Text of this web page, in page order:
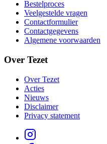
Bestelproces
Veelgestelde vragen
Contactformulier
Contactgegevens
Algemene voorwaarden
Over Tezet
Over Tezet
Acties
Nieuws
Disclaimer
Privacy statement